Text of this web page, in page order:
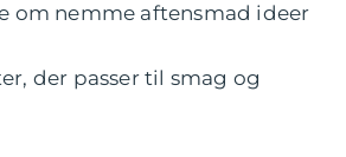
om nemme aftensmad ideer
der passer til smag og